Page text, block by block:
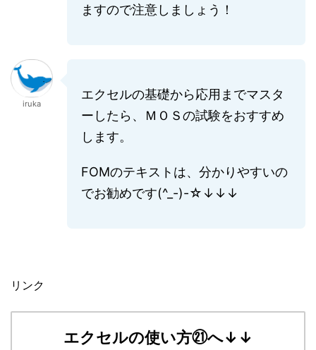
ますので注意しましょう！
iruka
エクセルの基礎から応用までマスタ
ーしたら、ＭＯＳの試験をおすすめ
します。
FOMのテキストは、分かりやすいの
でお勧めです(^_-)-☆↓↓↓
リンク
エクセルの使い方㉑へ↓↓